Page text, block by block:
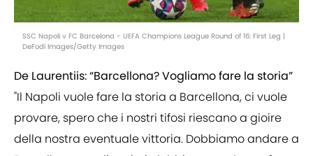
SSC Napoli v FC Barcelona - UEFA Champions League Round of 16: First Leg |
DeFodi Images/Getty Images
De Laurentiis: “Barcellona? Vogliamo fare la storia”
"Il Napoli vuole fare la storia a Barcellona, ci vuole
provare, spero che i nostri tifosi riescano a gioire
della nostra eventuale vittoria. Dobbiamo andare a